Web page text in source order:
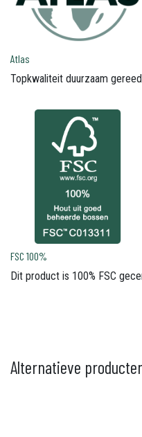
Atlas
Topkwaliteit duurzaam
FSC 100%
Dit product is 100% FSC
Alternatieve